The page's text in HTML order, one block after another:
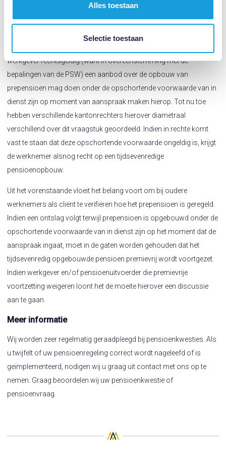
Alles toestaan
Selectie toestaan
getreden. Ondanks dat ze er wel voor hebben gespaard.
werkgever rechtsgeldig (want in overeenstemming met de
bepalingen van de PSW) een aanbod over de opbouw van
prepensioen mag doen onder de opschortende voorwaarde van in
dienst zijn op moment van aanspraak maken hierop. Tot nu toe
hebben verschillende kantonrechters hierover diametraal
verschillend over dit vraagstuk geoordeeld. Indien in rechte komt
vast te staan dat deze opschortende voorwaarde ongeldig is, krijgt
de werknemer alsnog recht op een tijdsevenredige
pensioenopbouw.
Uit het vorenstaande vloeit het belang voort om bij oudere
werknemers als cliënt te verifiëren hoe het prepensioen is geregeld.
Indien een ontslag volgt terwijl prepensioen is opgebouwd onder de
opschortende voorwaarde van in dienst zijn op het moment dat de
aanspraak ingaat, moet in de gaten worden gehouden dat het
tijdsevenredig opgebouwde pensioen premievrij wordt voortgezet.
Indien werkgever en/of pensioenuitvoerder die premievrije
voortzetting weigeren loont het de moeite hierover een discussie
aan te gaan.
Meer informatie
Wij worden zeer regelmatig geraadpleegd bij pensioenkwesties. Als
u twijfelt of uw pensioenregeling correct wordt nageleefd of is
geïmplementeerd, nodigen wij u graag uit contact met ons op te
nemen. Graag beoordelen wij uw pensioenkwestie of
pensioenvraag.